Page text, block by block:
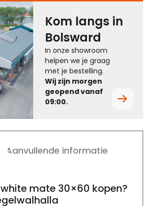
Kom langs in
Bolsward
In onze showroom
helpen we je graag
met je bestelling.
Wij zijn morgen
geopend vanaf
09:00.
Aanvullende informatie
mate 30×60 kopen?